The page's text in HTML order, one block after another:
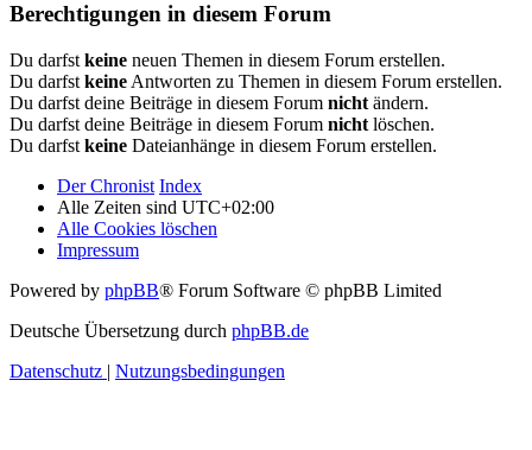
Berechtigungen in diesem Forum
Du darfst keine neuen Themen in diesem Forum erstellen.
Du darfst keine Antworten zu Themen in diesem Forum erstellen.
Du darfst deine Beiträge in diesem Forum nicht ändern.
Du darfst deine Beiträge in diesem Forum nicht löschen.
Du darfst keine Dateianhänge in diesem Forum erstellen.
Der Chronist Index
Alle Zeiten sind UTC+02:00
Alle Cookies löschen
Impressum
Powered by phpBB® Forum Software © phpBB Limited
Deutsche Übersetzung durch phpBB.de
Datenschutz | Nutzungsbedingungen